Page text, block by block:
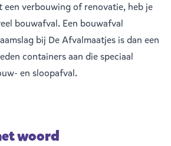
een verbouwing of renovatie, heb je
bouwafval. Een bouwafval
bij De Afvalmaatjes is dan een
containers aan die speciaal
en sloopafval.
woord